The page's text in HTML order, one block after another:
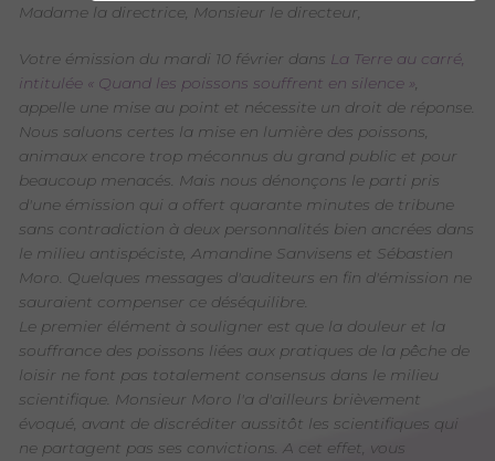
Madame la directrice, Monsieur le directeur,
Votre émission du mardi 10 février dans La Terre au carré,
intitulée « Quand les poissons souffrent en silence »,
appelle une mise au point et nécessite un droit de réponse.
Nous saluons certes la mise en lumière des poissons,
animaux encore trop méconnus du grand public et pour
beaucoup menacés. Mais nous dénonçons le parti pris
d'une émission qui a offert quarante minutes de tribune
sans contradiction à deux personnalités bien ancrées dans
le milieu antispéciste, Amandine Sanvisens et Sébastien
Moro. Quelques messages d'auditeurs en fin d'émission ne
sauraient compenser ce déséquilibre.
Le premier élément à souligner est que la douleur et la
souffrance des poissons liées aux pratiques de la pêche de
loisir ne font pas totalement consensus dans le milieu
scientifique. Monsieur Moro l'a d'ailleurs brièvement
évoqué, avant de discréditer aussitôt les scientifiques qui
ne partagent pas ses convictions. A cet effet, vous